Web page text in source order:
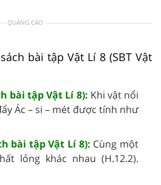
QUẢNG CÁO
bài tập Vật Lí 8 (SBT Vật
bài tập Vật Lí 8): Khi vật nổi
Ác – si – mét được tính như
bài tập Vật Lí 8): Cùng một
lỏng khác nhau (H.12.2).